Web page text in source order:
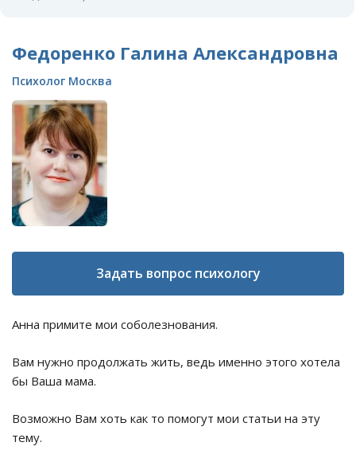
Федоренко Галина Александровна
Психолог Москва
Задать вопрос психологу
Анна примите мои соболезнования.
Вам нужно продолжать жить, ведь именно этого хотела
бы Ваша мама.
Возможно Вам хоть как то помогут мои статьи на эту
тему.